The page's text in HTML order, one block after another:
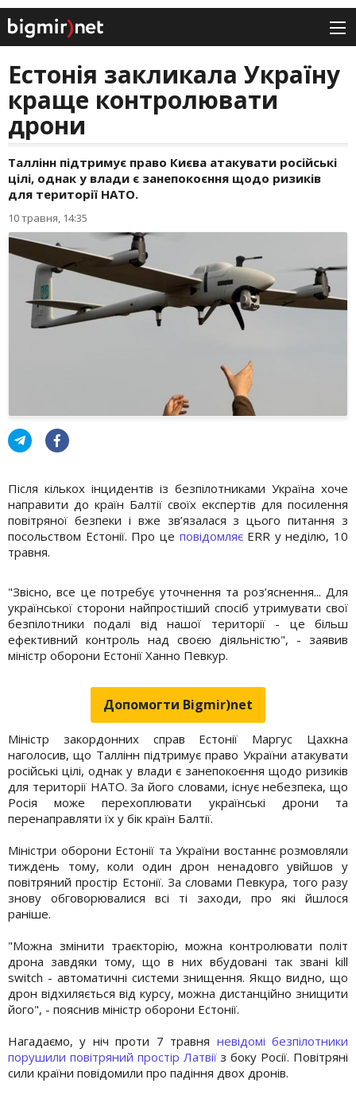
Естонія закликала Україну
краще контролювати
дрони
Таллінн підтримує право Києва атакувати російські
цілі, однак у влади є занепокоєння щодо ризиків
для території НАТО.
10 травня, 14:35
Після кількох інцидентів із безпілотниками Україна хоче
направити до країн Балтії своїх експертів для посилення
повітряної безпеки і вже зв’язалася з цього питання з
посольством Естонії. Про це повідомляєERR у неділю, 10
травня.
"Звісно, все це потребує уточнення та роз’яснення... Для
української сторони найпростіший спосіб утримувати свої
безпілотники подалі від нашої території - це більш
ефективний контроль над своєю діяльністю", - заявив
міністр оборони Естонії Ханно Певкур.
Допомогти Bigmir)net
Міністр закордонних справ Естонії Маргус Цахкна
наголосив, що Таллінн підтримує право України атакувати
російські цілі, однак у влади є занепокоєння щодо ризиків
для території НАТО. За його словами, існує небезпека, що
Росія може перехоплювати українські дрони та
перенаправляти їх у бік країн Балтії.
Міністри оборони Естонії та України востаннє розмовляли
тиждень тому, коли один дрон ненадовго увійшов у
повітряний простір Естонії. За словами Певкура, того разу
знову обговорювалися всі ті заходи, про які йшлося
раніше.
"Можна змінити траєкторію, можна контролювати політ
дрона завдяки тому, що в них вбудовані так звані kill
switch - автоматичні системи знищення. Якщо видно, що
дрон відхиляється від курсу, можна дистанційно знищити
його", - пояснив міністр оборони Естонії.
Нагадаємо, у ніч проти 7 травня невідомі безпілотники
порушили повітряний простір Латвіїз боку Росії. Повітряні
сили країни повідомили про падіння двох дронів.